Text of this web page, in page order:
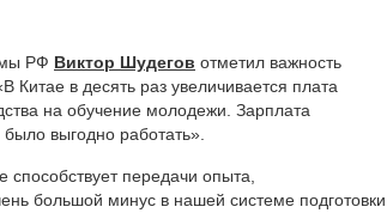
РФ Виктор Шудегов отметил важность
Китае в десять раз увеличивается плата
на обучение молодежи. Зарплата
выгодно работать».
способствует передачи опыта,
большой минус в нашей системе подготовки